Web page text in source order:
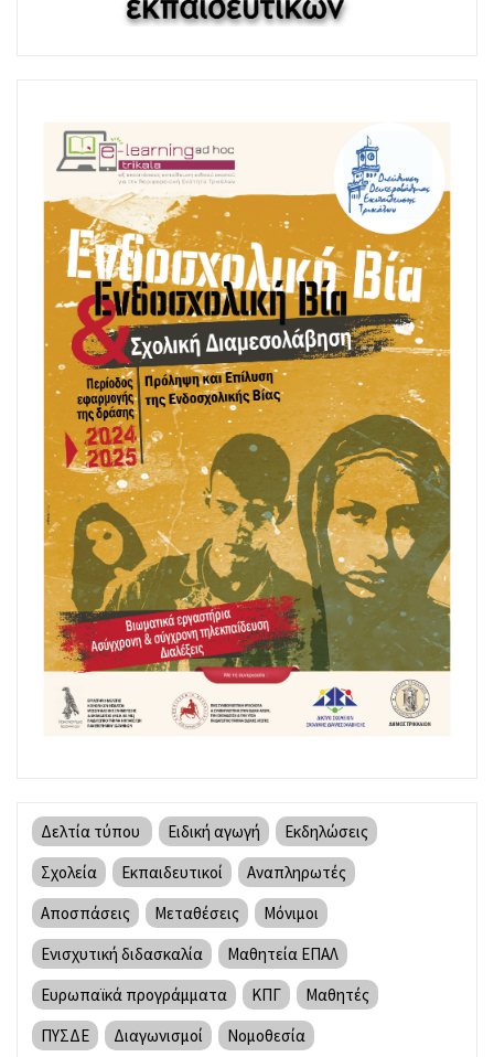
Δελτία τύπου Ειδική αγωγή
Εκδηλώσεις
Σχολεία
Εκπαιδευτικοί
Αναπληρωτές
Αποσπάσεις
Μεταθέσεις
Μόνιμοι
Ενισχυτική διδασκαλία
Μαθητεία ΕΠΑΛ
Ευρωπαϊκά προγράμματα
ΚΠΓ
Μαθητές
ΠΥΣΔΕ
Διαγωνισμοί
Νομοθεσία